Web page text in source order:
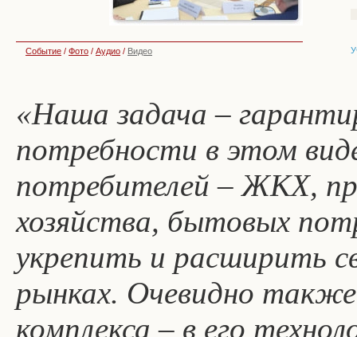
Событие / Фото / Аудио / Видео
«Наша задача –
потребности в этом
потребителей – ЖКХ,
хозяйства, бытовых
укрепить и расширить
рынках. Очевидно
комплекса – в его